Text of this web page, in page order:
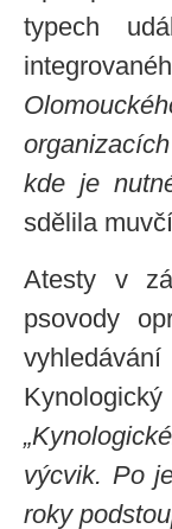
typech
kde je
sdělila
Atesty v
psovody
výcvik. Po
roky